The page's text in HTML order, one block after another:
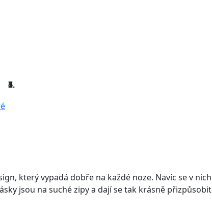
který vypadá dobře na každé noze. Navíc se v nich
jsou na suché zipy a dají se tak krásně přizpůsobit